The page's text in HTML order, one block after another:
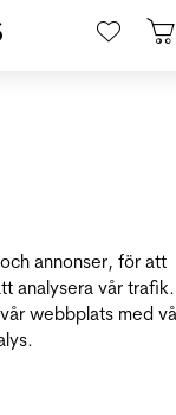
annonser, för att
analysera vår
webbplats med